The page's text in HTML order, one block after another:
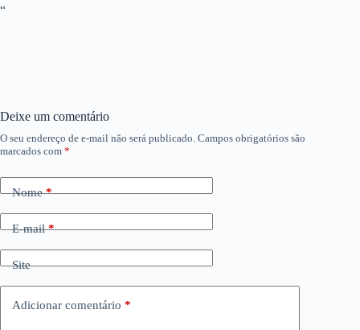
“
Deixe um comentário
O seu endereço de e-mail não será publicado. Campos obrigatórios são
marcados com *
Nome*
E-mail*
Site
Adicionar comentário *